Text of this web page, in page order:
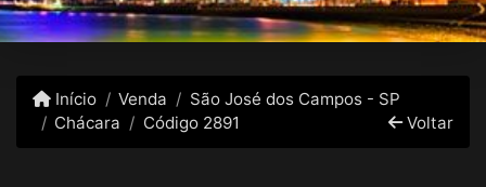
Início Venda
São José dos Campos - SP
Chácara
Código 2891 Voltar